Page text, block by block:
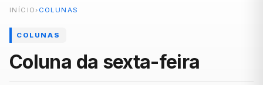
INÍCIO › COLUNAS
COLUNAS
Coluna da sexta-feira